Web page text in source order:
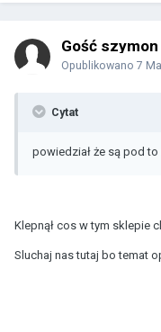
Gość
Opublikowano 7
Cytat
powiedział że są pod
Klepnął cos w tym sklepie
Sluchaj nas tutaj bo temat